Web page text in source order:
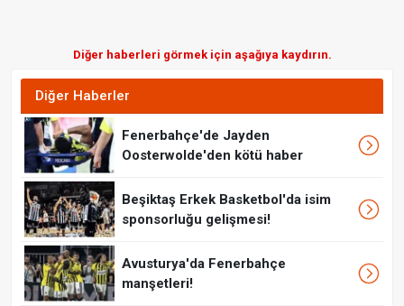
Diğer haberleri görmek için aşağıya kaydırın.
Diğer Haberler
Fenerbahçe'de Jayden
Oosterwolde'den kötü haber
Beşiktaş Erkek Basketbol'da isim
sponsorluğu gelişmesi!
Avusturya'da Fenerbahçe
manşetleri!